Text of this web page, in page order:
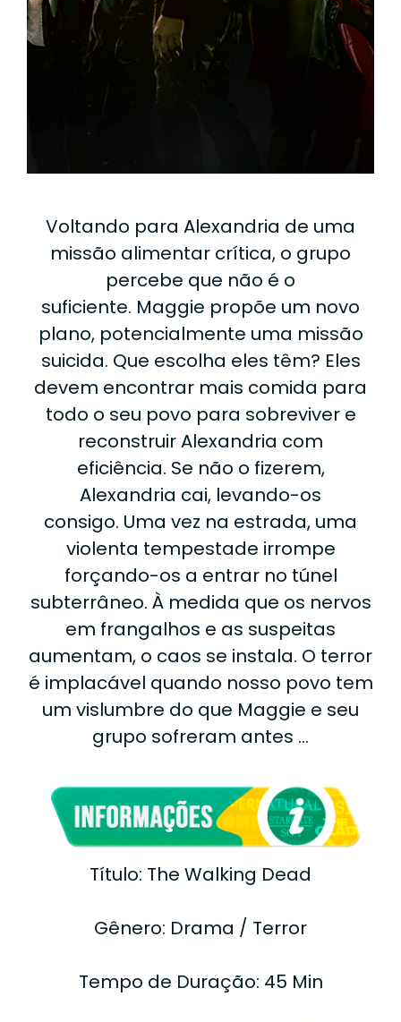
Voltando para Alexandria de uma
missão alimentar crítica, o grupo
percebe que não é o
suficiente. Maggie propõe um novo
plano, potencialmente uma missão
suicida. Que escolha eles têm? Eles
devem encontrar mais comida para
todo o seu povo para sobreviver e
reconstruir Alexandria com
eficiência. Se não o fizerem,
Alexandria cai, levando-os
consigo. Uma vez na estrada, uma
violenta tempestade irrompe
forçando-os a entrar no túnel
subterrâneo. À medida que os nervos
em frangalhos e as suspeitas
aumentam, o caos se instala. O terror
é implacável quando nosso povo tem
um vislumbre do que Maggie e seu
grupo sofreram antes …
Título: The Walking Dead
Gênero: Drama / Terror
Tempo de Duração: 45 Min